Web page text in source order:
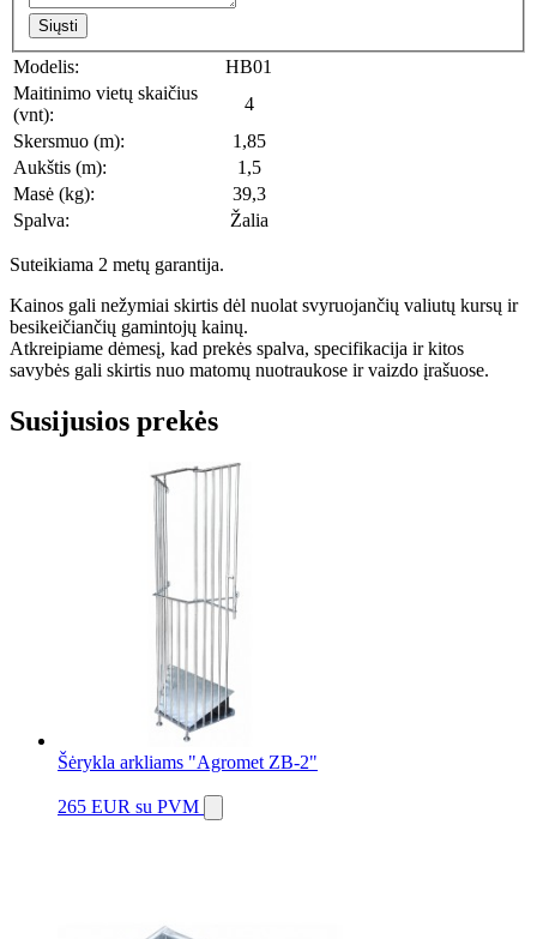
Siųsti
Modelis:
HB01
Maitinimo vietų skaičius
(vnt):
4
Skersmuo (m):
1,85
Aukštis (m):
1,5
Masė (kg):
39,3
Spalva:
Žalia
Suteikiama 2 metų garantija.
Kainos gali nežymiai skirtis dėl nuolat svyruojančių valiutų kursų ir
besikeičiančių gamintojų kainų.
Atkreipiame dėmesį, kad prekės spalva, specifikacija ir kitos
savybės gali skirtis nuo matomų nuotraukose ir vaizdo įrašuose.
Susijusios prekės
Šėrykla arkliams "Agromet ZB-2"
265 EUR su PVM